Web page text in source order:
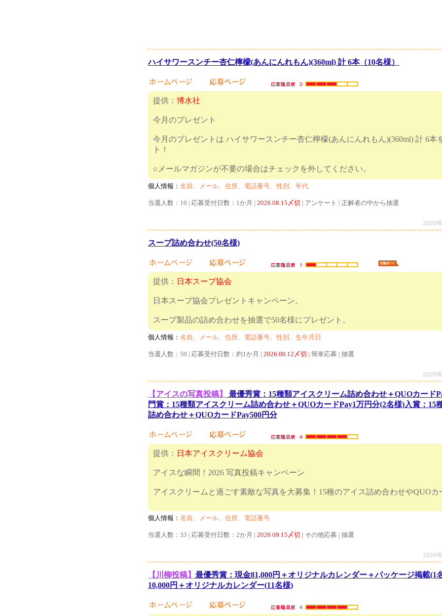
ハイサワースンチー杏仁檸檬(あんにんれもん)(360ml) 計 6本（10名様）
提供： 博水社
今月のプレゼント
今月のプレゼントは ハイサワースンチー杏仁檸檬(あんにんれもん)(360ml) 計 6本
ト！
○メールマガジンが不要の場合はチェックを外してくださ
個人情報： 名前、メール、住所、電話番号、性別、年代
当選人数：10 | 応募受付日数：1か月 | 2026.08.15〆切 | アンケート | 正解者の中から抽選
2026
スープ詰め合わせ(50名様)
提供： 日本スープ協会
日本スープ協会プレゼントキャンペーン。
スープ製品の詰め合わせを抽選で50名様にプレゼント。
個人情報： 名前、メール、住所、電話番号、性別、生年月日
当選人数：50 | 応募受付日数：約1か月 | 2026.08.12〆切 | 簡単応募 | 抽選
2026
【アイスの写真投稿】
最優秀賞：15種類アイスクリーム詰め合わせ＋QUOカード
門賞：15種類アイスクリーム詰め合わせ＋QUOカードPay1万円分(2名様)入賞：15
詰め合わせ＋QUOカードPay500円分
提供： 日本アイスクリーム協会
アイスな瞬間！2026 写真投稿キャンペーン
アイスクリームと過ごす素敵な写真を大募集！15種のアイス詰め合わせやQUOカ
個人情報： 名前、メール、住所、電話番号
当選人数：33 | 応募受付日数：2か月 | 2026.09.15〆切 | その他応募 | 抽選
2026
【川柳投稿】 最優秀賞：現金81,000円＋オリジナルカレンダー＋パッケージ掲載(1
10,000円＋オリジナルカレンダー(11名様)